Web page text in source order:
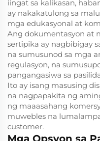
iingat sa kalikasan,
ay nakakatulong sa
mga edukasyonal at
Ang dokumentasyon at
sertipika ay nagbibigay
na sumusunod sa mga
regulasyon, na
pangangasiwa sa
Ito ay isang masusing
na nagpapakita ng
ng maaasahang
muwebles na
customer.